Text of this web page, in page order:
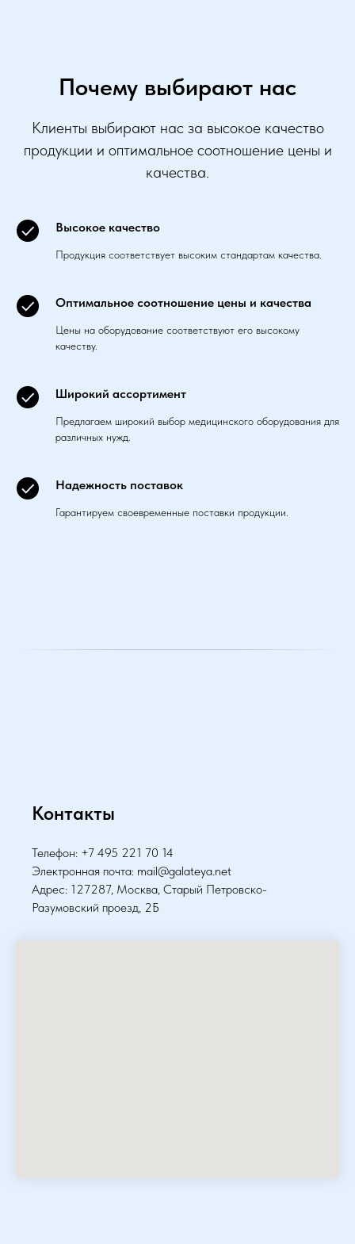
Почему выбирают нас
Клиенты выбирают нас за высокое качество
продукции и оптимальное соотношение цены и
качества.
Высокое качество
Продукция соответствует высоким стандартам качества.
Оптимальное соотношение цены и качества
Цены на оборудование соответствуют его высокому
качеству.
Широкий ассортимент
Предлагаем широкий выбор медицинского оборудования для
различных нужд.
Надежность поставок
Гарантируем своевременные поставки продукции.
Контакты
Телефон: +7 495 221 70 14
Электронная почта: mail@galateya.net
Адрес: 127287, Москва, Старый Петровско-
Разумовский проезд, 2Б